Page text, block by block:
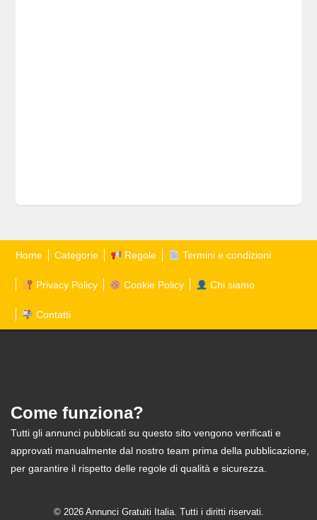
Home Categorie Regole Termini e condizioni
Privacy Policy Cookie Policy Chi siamo
Contatti
Come funziona?
Tutti gli annunci pubblicati su questo sito vengono verificati e
approvati manualmente dal nostro team prima della pubblicazione,
per garantire il rispetto delle regole di qualità e sicurezza.
© 2026 Annunci Gratuiti Italia. Tutti i diritti riservati.